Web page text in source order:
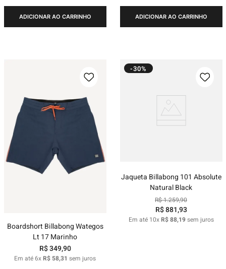
ADICIONAR AO CARRINHO ADICIONAR AO CARRINHO
Boardshort Billabong Wategos
Lt 17 Marinho
R$349,90
Em até6xR$ 58,31 sem juros
-30%
Jaqueta Billabong 101 Absolute
Natural Black
R$1.259,90
R$881,93
Em até 10xR$88,19sem juros